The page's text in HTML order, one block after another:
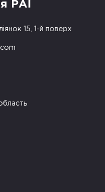
РАІ
15, 1-й поверх